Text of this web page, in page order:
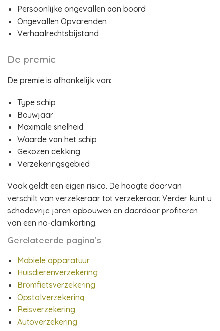
Persoonlijke ongevallen aan boord
Ongevallen Opvarenden
Verhaalrechtsbijstand
De premie
De premie is afhankelijk van:
Type schip
Bouwjaar
Maximale snelheid
Waarde van het schip
Gekozen dekking
Verzekeringsgebied
Vaak geldt een eigen risico. De hoogte daarvan
verschilt van verzekeraar tot verzekeraar. Verder kunt u
schadevrije jaren opbouwen en daardoor profiteren
van een no-claimkorting.
Gerelateerde pagina’s
Mobiele apparatuur
Huisdierenverzekering
Bromfietsverzekering
Opstalverzekering
Reisverzekering
Autoverzekering